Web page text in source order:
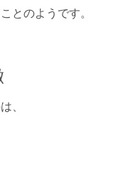
とのようです。
、